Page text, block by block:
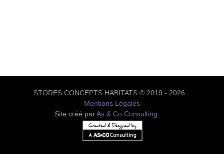
STORES CONCEPTS HABITATS © 2019 - 2026
Mentions Légales
Site créé parAs & Co Consulting